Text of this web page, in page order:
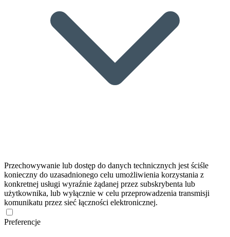
Przechowywanie lub dostęp do danych technicznych jest ściśle
konieczny do uzasadnionego celu umożliwienia korzystania z
konkretnej usługi wyraźnie żądanej przez subskrybenta lub
użytkownika, lub wyłącznie w celu przeprowadzenia transmisji
komunikatu przez sieć łączności elektronicznej.
Preferencje